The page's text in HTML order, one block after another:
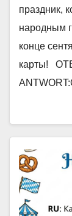
праздник,
народным
конце
карты!